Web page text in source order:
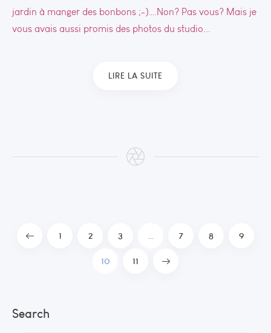
jardin à manger des bonbons ;-)….Non? Pas vous? Mais je
vous avais aussi promis des photos du studio...
LIRE LA SUITE
1 2 3 … 7 8 9
10 11
Search